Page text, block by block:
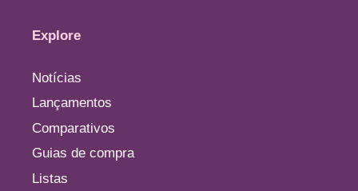
Explore
Notícias
Lançamentos
Comparativos
Guias de compra
Listas